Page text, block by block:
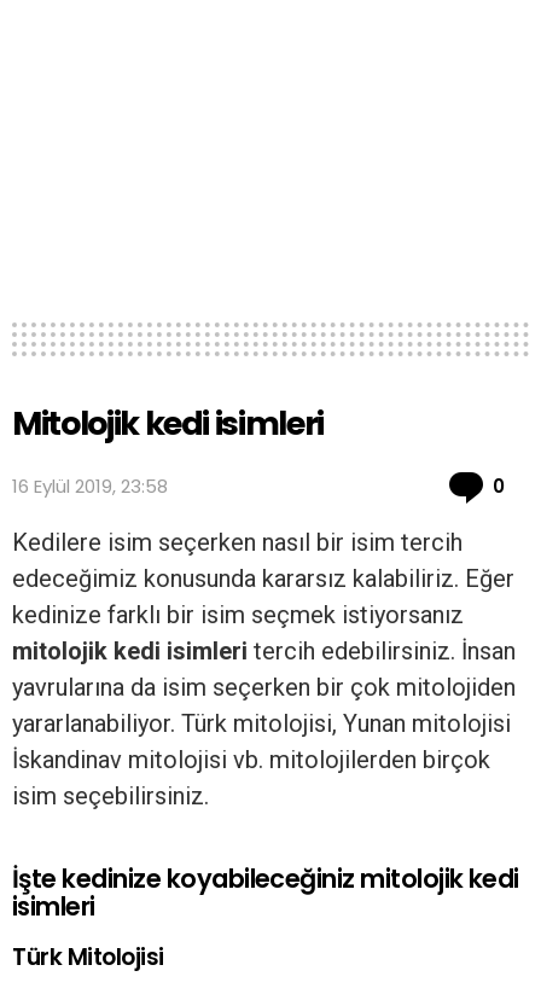
Mitolojik kedi isimleri
16 Eylül 2019, 23:58 0
Kedilere isim seçerken nasıl bir isim tercih
edeceğimiz konusunda kararsız kalabiliriz. Eğer
kedinize farklı bir isim seçmek istiyorsanız
mitolojik kedi isimleri tercih edebilirsiniz. İnsan
yavrularına da isim seçerken bir çok mitolojiden
yararlanabiliyor. Türk mitolojisi, Yunan mitolojisi
İskandinav mitolojisi vb. mitolojilerden birçok
isim seçebilirsiniz.
İşte kedinize koyabileceğiniz mitolojik kedi
isimleri
Türk Mitolojisi